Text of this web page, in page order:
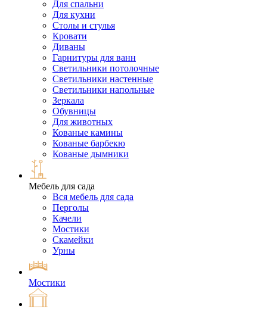
Для спальни
Для кухни
Столы и стулья
Кровати
Диваны
Гарнитуры для ванн
Светильники потолочные
Светильники настенные
Светильники напольные
Зеркала
Обувницы
Для животных
Кованые камины
Кованые барбекю
Кованые дымники
Мебель для сада
Вся мебель для сада
Перголы
Качели
Мостики
Скамейки
Урны
Мостики